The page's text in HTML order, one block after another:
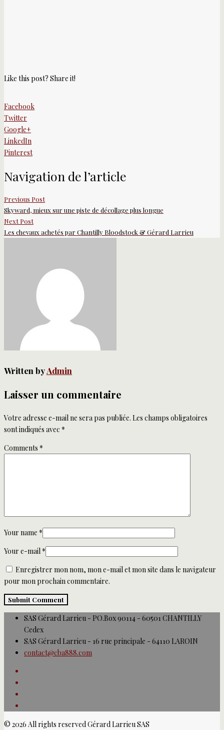
Like this post? Share it!
Facebook
Twitter
Google+
LinkedIn
Pinterest
Navigation de l’article
Previous Post
Skyward, mieux sur une piste de décollage plus longue
Next Post
Les chevaux achetés par Chantilly Bloodstock & Gérard Larrieu
Written byAdmin
Laisser un commentaire
Votre adresse e-mail ne sera pas publiée. Les champs obligatoires
sont indiqués avec *
Comments *
Your name *
Your e-mail *
Enregistrer mon nom, mon e-mail et mon site dans le navigateur
pour mon prochain commentaire.
SAS Gérard Larrieu - PO.Box 90114 - 60501 CHANTILLY
Cedex
SAS Gérard Larrieu - 16 rue principale - 64110 LAROIN
contact@cba888.com
© 2026 All rights reserved Gérard Larrieu SAS